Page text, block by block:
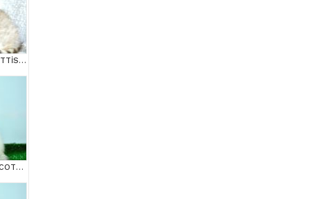
++ KALİTE SİLVER SCOTTİSH FOLD
BEM BEYAZ NS 11 33 SCOTTİSH FOLD